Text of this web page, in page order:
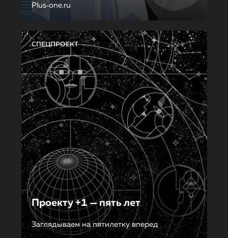
Plus‑one.ru
СПЕЦПРОЕКТ
Проекту +1 — пять лет
Заглядываем на пятилетку вперед